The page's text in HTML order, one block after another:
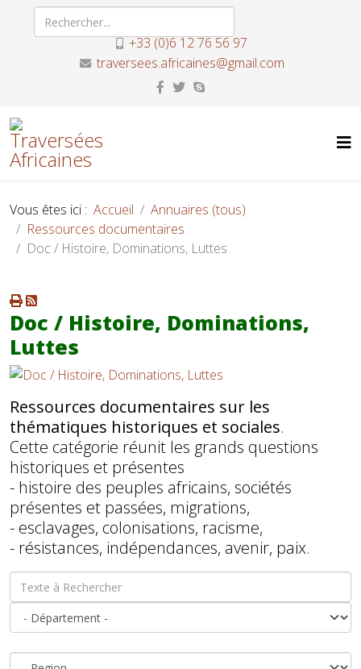
+33 (0)6 12 76 56 97
traversees.africaines@gmail.com
Vous êtes ici : Accueil
Annuaires (tous)
Ressources documentaires
Doc / Histoire, Dominations, Luttes
Doc / Histoire, Dominations,
Luttes
Ressources documentaires sur les
thématiques historiques et sociales.
Cette catégorie réunit les grands questions
historiques et présentes
- histoire des peuples africains, sociétés
présentes et passées, migrations,
- esclavages, colonisations, racisme,
- résistances, indépendances, avenir, paix.